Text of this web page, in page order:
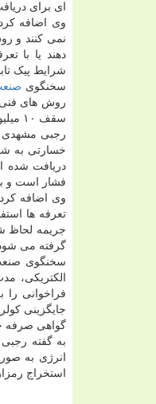
ای برای
وی اضافه
نمی کنند و
دهند یا با
شرایط پیک
سخنگوی
روش های فنی
سقف ۱۰ میلیون تومان حق کشف جهت شناسایی و معرفی درنظر گرفته ایم.
خسارتی به
دریافت شده
فشار است و
وی اضافه
تعرفه ها
جریمه لحاظ
گرفته می
سخنگوی
الکتریکی،
فراخوانی
جایگزینی
گواهی صرفه
به گفته
انرژی به
استخراج